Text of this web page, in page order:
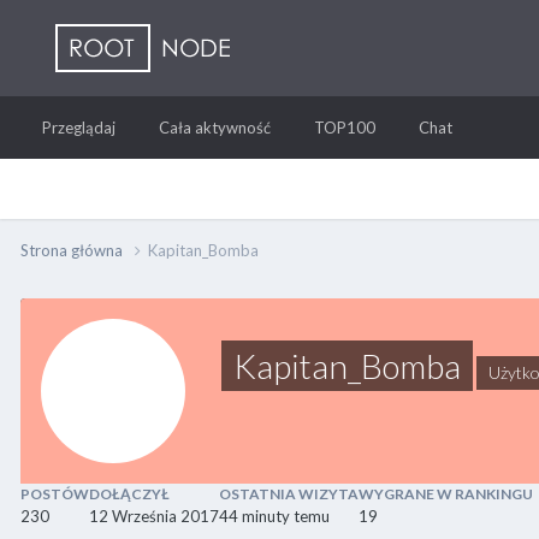
Przeglądaj Cała aktywność TOP100 Chat
Strona główna Kapitan_Bomba
Kapitan_Bomba
POSTÓW
230
DOŁĄCZYŁ
12 Września 2017
OSTATNIA WIZYTA
44 minuty temu
WYGRANE W RANKINGU
19